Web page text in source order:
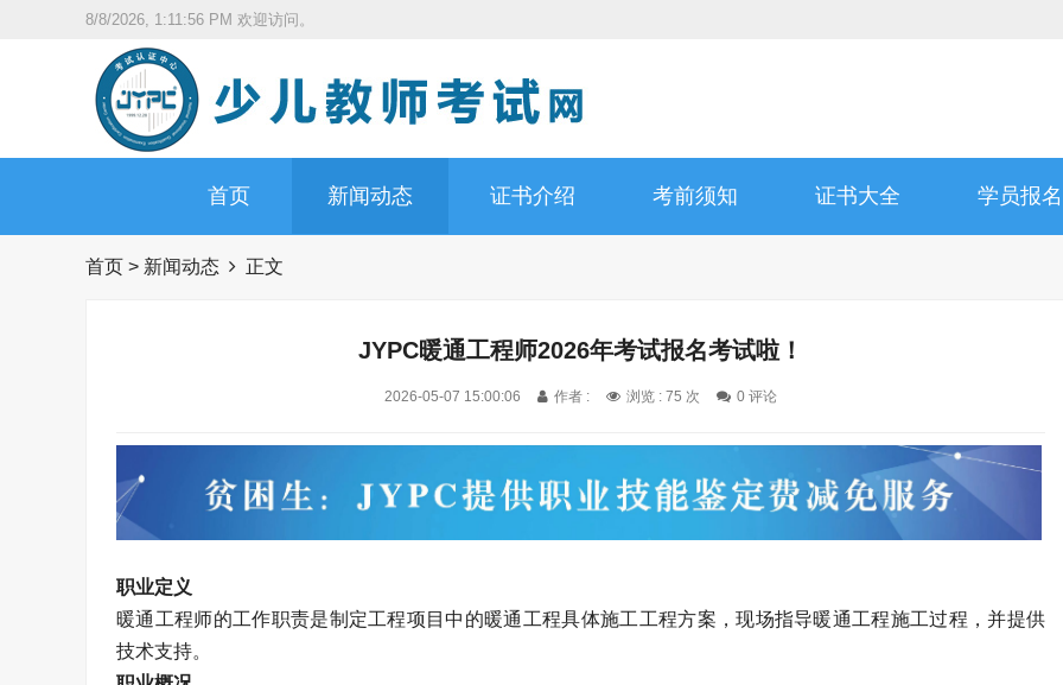
8/8/2026, 1:11:57 PM 欢迎访问。
首页 新闻动态 证书介绍 考前须知 证书大全 学员报名
首页 > 新闻动态 正文
JYPC暖通工程师2026年考试报名考试啦！
2026-05-07 15:00:06 作者 : 浏览 : 75 次 0 评论
职业定义
暖通工程师的工作职责是制定工程项目中的暖通工程具体施工工程方案，现场指导暖通工程施工过程，并提供
技术支持。